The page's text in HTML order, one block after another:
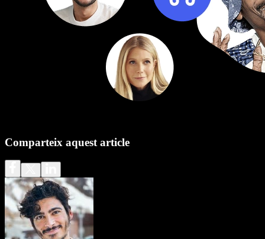
Comparteix aquest article